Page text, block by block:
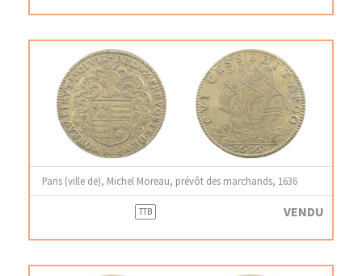
Paris (ville de), Michel Moreau, prévôt des marchands, 1636
TTB VENDU